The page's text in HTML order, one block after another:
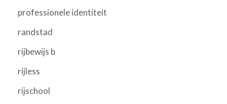
professionele identiteit
randstad
rijbewijs b
rijless
rijschool